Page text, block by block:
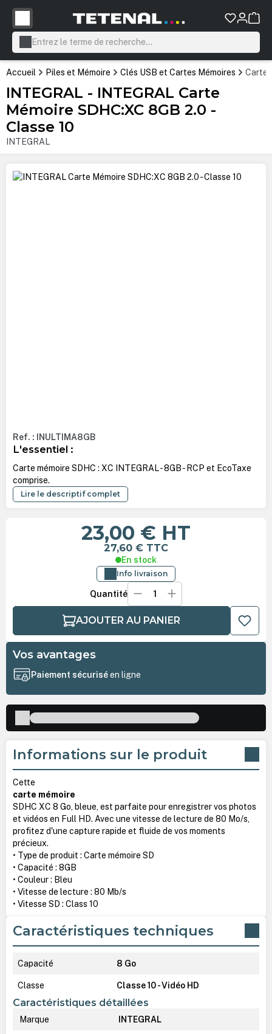
principal
Accueil Piles et Mémoire Clés USB et Cartes Mémoires
INTEGRAL - INTEGRAL Carte
Mémoire SDHC:XC 8GB 2.0 -
Classe 10
INTEGRAL
Ignorer la galerie d'images
Ref. : INULTIMA8GB
L'essentiel :
Carte mémoire SDHC : XC INTEGRAL - 8GB - RCP et EcoTaxe
comprise.
Lire le descriptif complet
23,00 € HT
27,60 € TTC
En stock
Info livraison
Quantité
AJOUTER AU PANIER
Vos avantages
Paiement sécuriséen ligne
Informations sur le produit
Cette
carte mémoire
SDHC XC 8 Go, bleue, est parfaite pour enregistrer vos photos
et vidéos en Full HD. Avec une vitesse de lecture de 80 Mo/s,
profitez d'une capture rapide et fluide de vos moments
précieux.
• Type de produit : Carte mémoire SD
• Capacité : 8GB
• Couleur : Bleu
• Vitesse de lecture : 80 Mb/s
• Vitesse SD : Class 10
Caractéristiques techniques
Capacité 8 Go
Classe Classe 10 - Vidéo HD
Caractéristiques détaillées
Marque INTEGRAL